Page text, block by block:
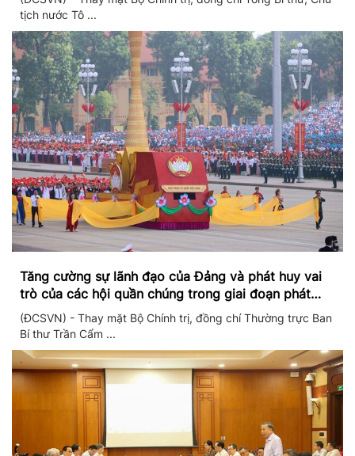
tịch nước Tô ...
Tăng cường sự lãnh đạo của Đảng và phát huy vai
trò của các hội quần chúng trong giai đoạn phát
triển mới
(ĐCSVN) - Thay mặt Bộ Chính trị, đồng chí Thường trực Ban
Bí thư Trần Cẩm ...